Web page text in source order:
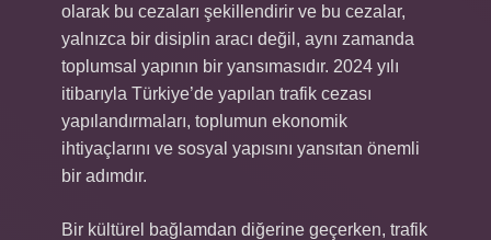
olarak bu cezaları şekillendirir ve bu cezalar,
yalnızca bir disiplin aracı değil, aynı zamanda
toplumsal yapının bir yansımasıdır. 2024 yılı
itibarıyla Türkiye’de yapılan trafik cezası
yapılandırmaları, toplumun ekonomik
ihtiyaçlarını ve sosyal yapısını yansıtan önemli
bir adımdır.
Bir kültürel bağlamdan diğerine geçerken, trafik